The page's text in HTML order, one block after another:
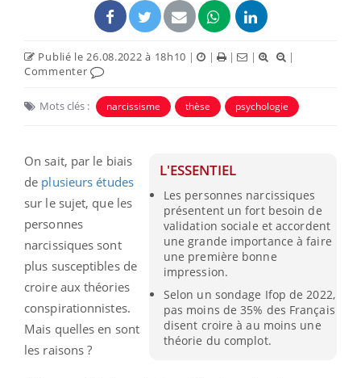
Publié le 26.08.2022 à 18h10 | | | |
|
Commenter
Mots clés : narcissisme thèse psychologie
L'ESSENTIEL
Les personnes narcissiques
présentent un fort besoin de
validation sociale et accordent
une grande importance à faire
une première bonne
impression.
Selon un sondage Ifop de 2022,
pas moins de 35% des Français
disent croire à au moins une
théorie du complot.
On sait, par le biais
de plusieurs études
sur le sujet, que les
personnes
narcissiques sont
plus susceptibles de
croire aux théories
conspirationnistes.
Mais quelles en sont
les raisons ?